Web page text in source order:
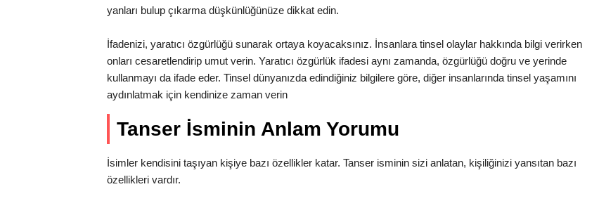
yanları bulup çıkarma düşkünlüğünüze dikkat edin.
İfadenizi, yaratıcı özgürlüğü sunarak ortaya koyacaksınız. İnsanlara tinsel olaylar hakkında bilgi verirken
onları cesaretlendirip umut verin. Yaratıcı özgürlük ifadesi aynı zamanda, özgürlüğü doğru ve yerinde
kullanmayı da ifade eder. Tinsel dünyanızda edindiğiniz bilgilere göre, diğer insanlarında tinsel yaşamını
aydınlatmak için kendinize zaman verin
Tanser İsminin Anlam Yorumu
İsimler kendisini taşıyan kişiye bazı özellikler katar. Tanser isminin sizi anlatan, kişiliğinizi yansıtan bazı
özellikleri vardır.